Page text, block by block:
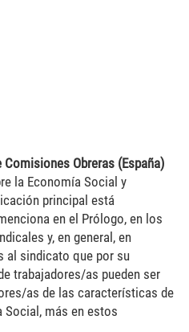
Obreras (España)
la Economía Social y
principal está
en el Prólogo, en los
y, en general, en
al sindicato que por su
trabajadores/as pueden ser
as de las características de
Social, más en estos